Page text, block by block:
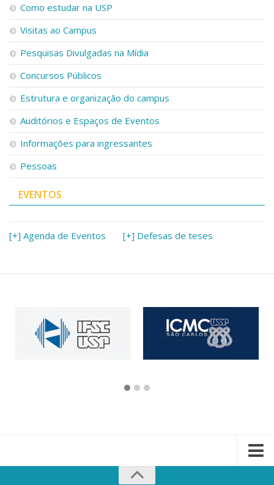
Como estudar na USP
Visitas ao Campus
Pesquisas Divulgadas na Mídia
Concursos Públicos
Estrutura e organização do campus
Auditórios e Espaços de Eventos
Informações para ingressantes
Pessoas
EVENTOS
[+] Agenda de Eventos [+] Defesas de teses